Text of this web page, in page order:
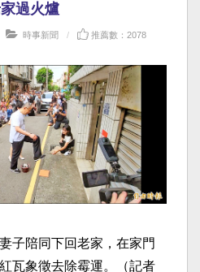
過火爐
時事新聞 推薦數：2078
子陪同下回老家，在家門
瓦象徵去除霉運。（記者